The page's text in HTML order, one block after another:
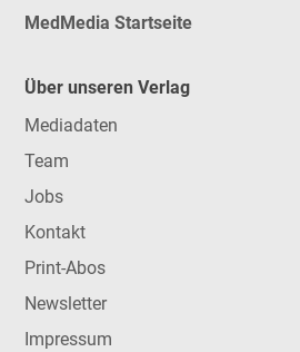
MedMedia Startseite
Über unseren Verlag
Mediadaten
Team
Jobs
Kontakt
Print-Abos
Newsletter
Impressum